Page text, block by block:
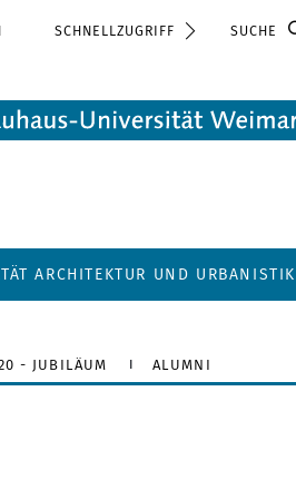
SCHNELLZUGRIFF Suche
ARCHITEKTUR UND URBANISTIK
- JUBILÄUM ALUMNI